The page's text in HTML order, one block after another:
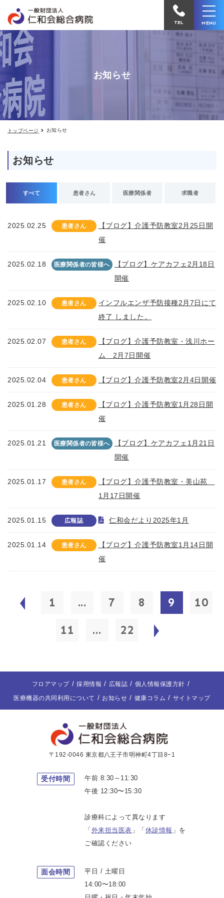
せ
病
院
電
TEL MENU
お知らせ
トップページ お知らせ
お知らせ
すべて 患者さん 医療関係者 求職者
2025.02.25 患者さん
【ブログ】介護予防教室2月25日開
催
2025.02.18 医療関係者の皆様へ
【ブログ】ケアカフェ2月18日
開催
2025.02.10 患者さん
インフルエンザ予防接種2月7日にて
終了 しました。
2025.02.07 患者さん
【ブログ】介護予防教室・浅川ホー
ム 2月7日開催
2025.02.04 患者さん 【ブログ】介護予防教室2月4日開催
2025.01.28 患者さん
【ブログ】介護予防教室1月28日開
催
2025.01.21 医療関係者の皆様へ
【ブログ】ケアカフェ1月21日
開催
2025.01.17 患者さん
【ブログ】介護予防教室・美山苑
1月17日開催
2025.01.15 広報誌 仁和会だより2025年1月
2025.01.14 患者さん
【ブログ】介護予防教室1月14日開
催
1 ... 7 8 9
10
11
... 22
フロアマップ 採用情報 広報誌
個人情報保護方針
医療機器の共同利用について
お知らせ 健康コラム サイトマップ
〒192-0046 東京都八王子市明神町4丁目8−1
受付時間
午前 8:30～11:30
午後 12:30〜15:30
診療科によって異なります
「 外来担当医表 」「 休診情報 」を
ご確認ください
面会時間
平日 / 土曜日
14:00〜18:00